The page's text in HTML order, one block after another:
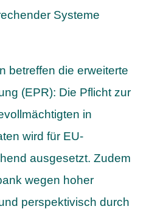
Systeme
betreffen die erweiterte
(EPR): Die Pflicht zur
in
wird für EU-
ausgesetzt. Zudem
wegen hoher
perspektivisch durch